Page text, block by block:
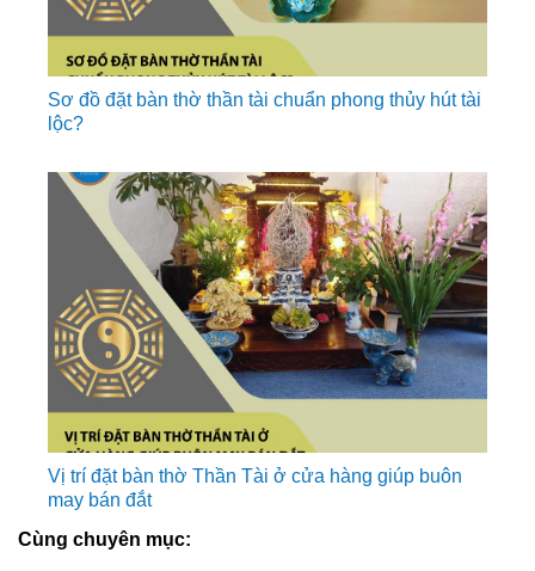
Sơ đồ đặt bàn thờ thần tài chuẩn phong thủy hút tài
lộc?
Vị trí đặt bàn thờ Thần Tài ở cửa hàng giúp buôn
may bán đắt
Cùng chuyên mục: